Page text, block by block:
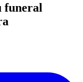
funeral